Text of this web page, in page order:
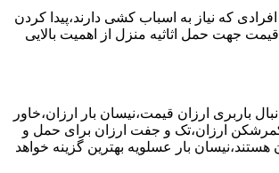
که نیاز به اسباب کشی دارند،پیدا کردن
جهت حمل اثاثیه منزل از اهمیت بالایی
باربری ارزان قیمت،نیسان بار ارزان،خاور
ارزان،تک و جفت ارزان برای حمل و
هستند،نیسان بار عسلویه بهترین گزینه خواهد